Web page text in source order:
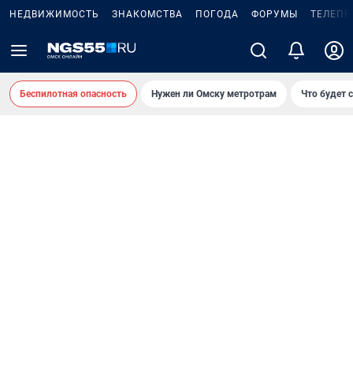
НЕДВИЖИМОСТЬ ЗНАКОМСТВА ПОГОДА ФОРУМЫ
Беспилотная опасность Нужен ли Омску метротрам Что будет